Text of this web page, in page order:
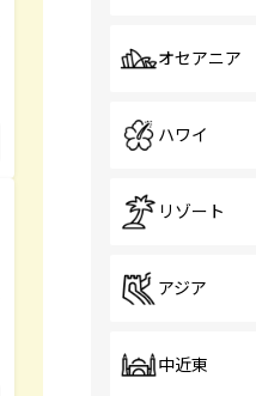
オセアニア
ハワイ
リゾート
アジア
中近東